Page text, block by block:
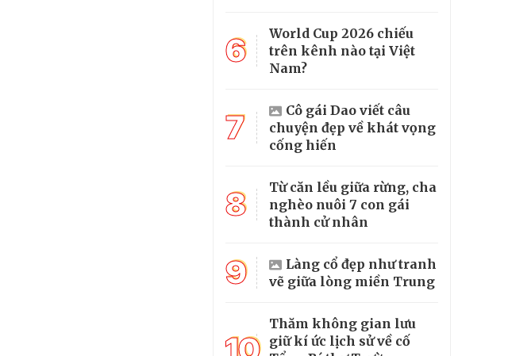
6
World Cup 2026 chiếu
trên kênh nào tại Việt
Nam?
7
Cô gái Dao viết câu
chuyện đẹp về khát vọng
cống hiến
8
Từ căn lều giữa rừng, cha
nghèo nuôi 7 con gái
thành cử nhân
9
Làng cổ đẹp như tranh
vẽ giữa lòng miền Trung
Thăm không gian lưu
giữ kí ức lịch sử về cố